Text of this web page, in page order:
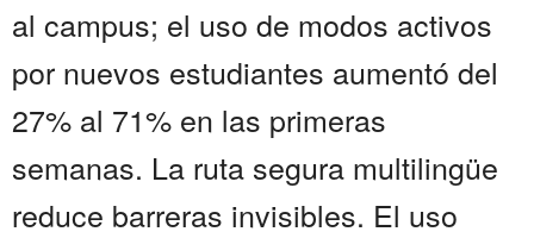
al campus; el uso de modos activos
por nuevos estudiantes aumentó del
27% al 71% en las primeras
semanas. La ruta segura multilingüe
reduce barreras invisibles. El uso